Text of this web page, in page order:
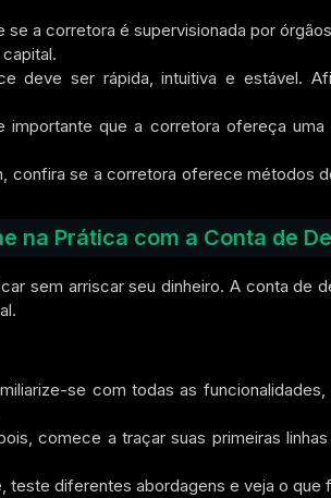
se a corretora é supervisionada por
deve ser rápida, intuitiva e estável.
importante que a corretora ofereça
confira se a corretora oferece métodos
na Prática com a Conta de
sem arriscar seu dinheiro. A conta de
se com todas as
comece a traçar suas primeiras
teste diferentes abordagens e veja o que